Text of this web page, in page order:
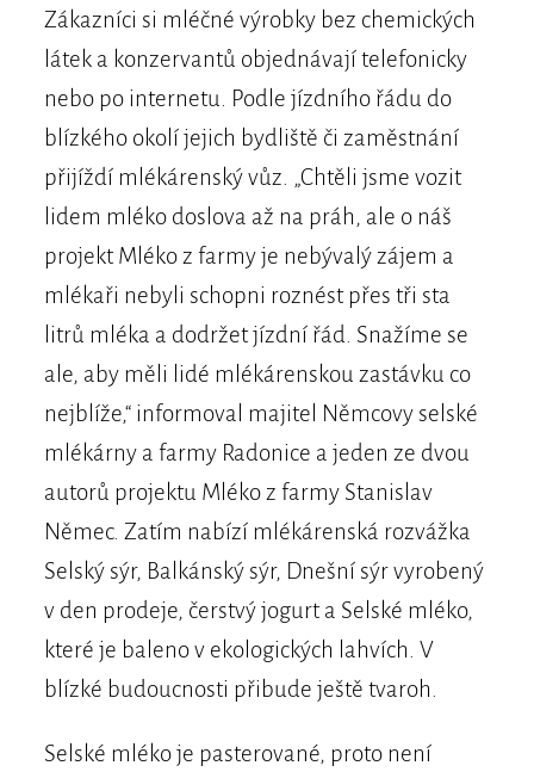
Zákazníci si mléčné výrobky bez chemických
látek a konzervantů objednávají telefonicky
nebo po internetu. Podle jízdního řádu do
blízkého okolí jejich bydliště či zaměstnání
přijíždí mlékárenský vůz. „Chtěli jsme vozit
lidem mléko doslova až na práh, ale o náš
projekt Mléko z farmy je nebývalý zájem a
mlékaři nebyli schopni roznést přes tři sta
litrů mléka a dodržet jízdní řád. Snažíme se
ale, aby měli lidé mlékárenskou zastávku co
nejblíže,“ informoval majitel Němcovy selské
mlékárny a farmy Radonice a jeden ze dvou
autorů projektu Mléko z farmy Stanislav
Němec. Zatím nabízí mlékárenská rozvážka
Selský sýr, Balkánský sýr, Dnešní sýr vyrobený
v den prodeje, čerstvý jogurt a Selské mléko,
které je baleno v ekologických lahvích. V
blízké budoucnosti přibude ještě tvaroh.
Selské mléko je pasterované, proto není